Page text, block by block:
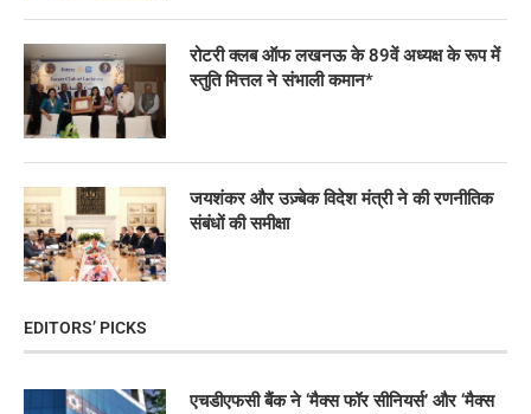
रोटरी क्लब ऑफ लखनऊ के 89वें अध्यक्ष के रूप में
स्तुति मित्तल ने संभाली कमान*
जयशंकर और उज़्बेक विदेश मंत्री ने की रणनीतिक
संबंधों की समीक्षा
EDITORS’ PICKS
एचडीएफसी बैंक ने ‘मैक्स फॉर सीनियर्स’ और ‘मैक्स